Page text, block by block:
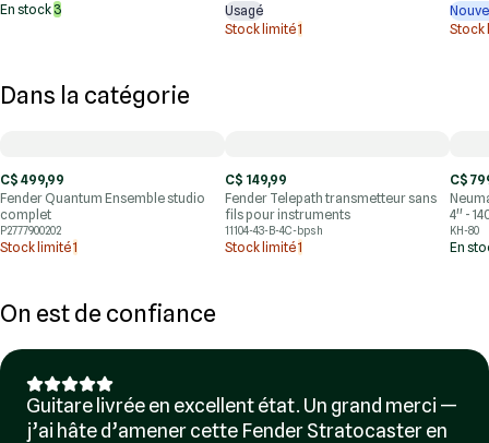
En stock 3
Usagé
Stock limité1
Stock
Dans la catégorie
C$ 499,99
Fender Quantum Ensemble studio
complet
P2777900202
Stock limité1
C$ 149,99
Fender Telepath transmetteur sans
fils pour instruments
11104-43-B-4C-bpsh
Stock limité1
C$
4'' -
KH-80
En
On est de confiance
Guitare livrée en excellent état. Un grand merci —
j’ai hâte d’amener cette Fender Stratocaster en